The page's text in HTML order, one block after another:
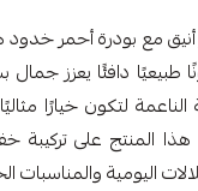
دافئًا يعزز
الناعمة لتكون خيارًا
المنتج على تركيبة
اليومية